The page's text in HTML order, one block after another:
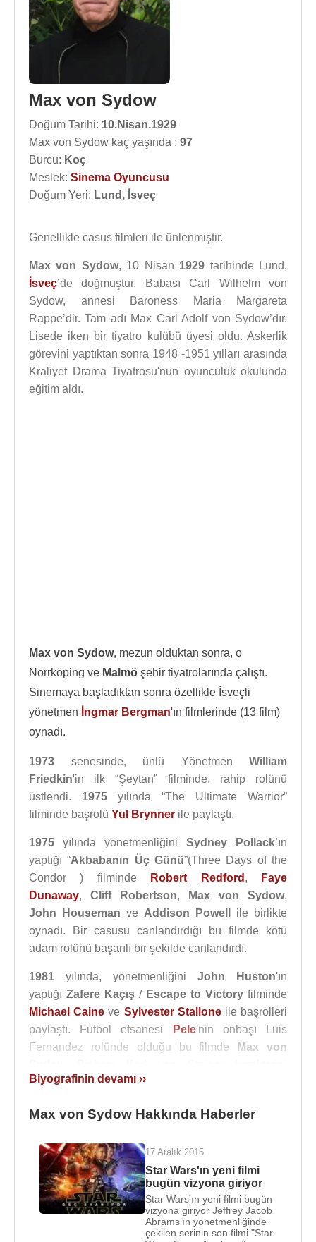
Max von Sydow
Doğum Tarihi: 10.Nisan.1929
Max von Sydow kaç yaşında : 97
Burcu: Koç
Meslek: Sinema Oyuncusu
Doğum Yeri: Lund, İsveç
Genellikle casus filmleri ile ünlenmiştir.
Max von Sydow, 10 Nisan 1929 tarihinde Lund,
İsveç’de doğmuştur. Babası Carl Wilhelm von
Sydow, annesi Baroness Maria Margareta
Rappe’dir. Tam adı Max Carl Adolf von Sydow’dır.
Lisede iken bir tiyatro kulübü üyesi oldu. Askerlik
görevini yaptıktan sonra 1948 -1951 yılları arasında
Kraliyet Drama Tiyatrosu'nun oyunculuk okulunda
eğitim aldı.
Max von Sydow, mezun olduktan sonra, o
Norrköping ve Malmö şehir tiyatrolarında çalıştı.
Sinemaya başladıktan sonra özellikle İsveçli
yönetmen İngmar Bergman'ın filmlerinde (13 film)
oynadı.
1973 senesinde, ünlü Yönetmen William
Friedkin'in ilk “Şeytan” filminde, rahip rolünü
üstlendi. 1975 yılında “The Ultimate Warrior”
filminde başrolü Yul Brynner ile paylaştı.
1975 yılında yönetmenliğini Sydney Pollack’ın
yaptığı “Akbabanın Üç Günü”(Three Days of the
Condor ) filminde
Robert Redford ,
Faye
Dunaway, Cliff Robertson, Max von Sydow,
John Houseman ve Addison Powell
ile birlikte
oynadı. Bir casusu canlandırdığı bu filmde kötü
adam rolünü başarılı bir şekilde canlandırdı.
1981 yılında, yönetmenliğini John Huston'ın
yaptığı Zafere Kaçış / Escape to Victory filminde
Michael Caine ve Sylvester Stalloneile başrolleri
paylaştı. Futbol efsanesi Pele'nin onbaşı Luis
Fernandez rolünde olduğu bu filmde
Max von
canlandırmıştır.
1982yılında Kral Osric karakterini canlandırdığı
ile birlikte oynadı.
1983yılındaSean Connery'ninJames Bond
olarak oynadığı en son film “
Asla Asla Deme
Never Say Never Again” filmindeSean Connery
Barbara Carreraile beraber rol
Biyografinin devamı ››
Max von Sydow Hakkında Haberler
17 Aralık 2015
Star Wars'ın yeni filmi
bugün vizyona giriyor
Star Wars'ın yeni filmi bugün
vizyona giriyor Jeffrey Jacob
Abrams’ın yönetmenliğinde
çekilen serinin son filmi "Star